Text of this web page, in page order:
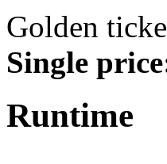
Golden
Single
Runtime